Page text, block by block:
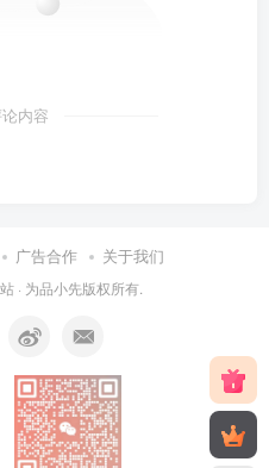
内容
广告合作 关于我们
· 为品小先版权所有.